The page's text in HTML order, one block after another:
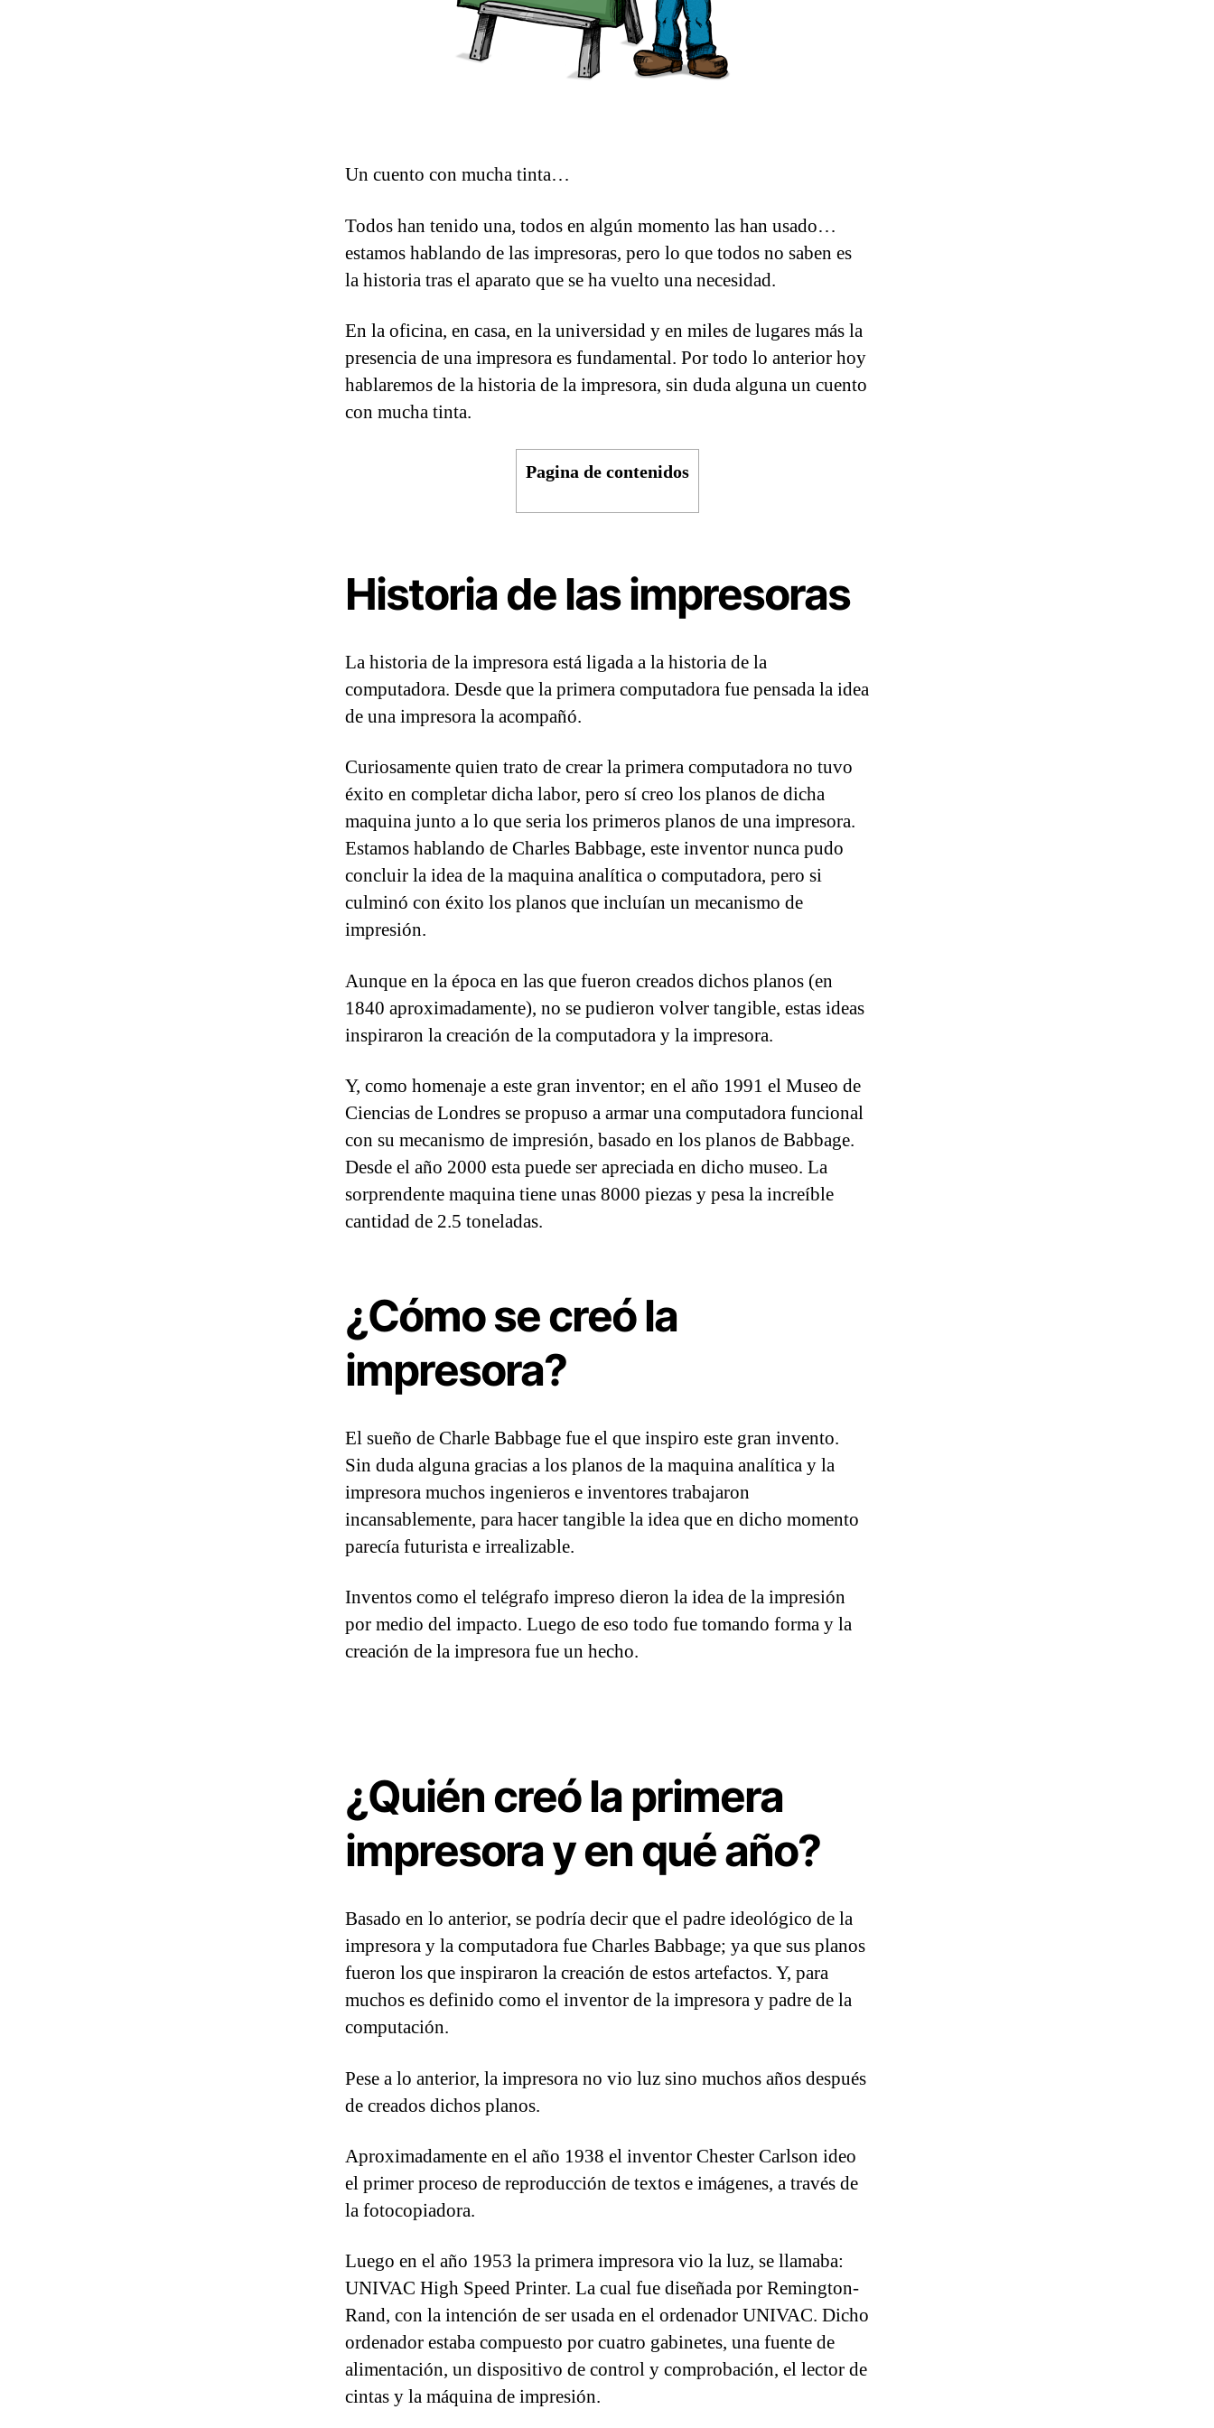
a
Un cuento con mucha tinta…
Todos han tenido una, todos en algún momento las han usado…
estamos hablando de las impresoras, pero lo que todos no saben es
la historia tras el aparato que se ha vuelto una necesidad.
En la oficina, en casa, en la universidad y en miles de lugares más la
presencia de una impresora es fundamental. Por todo lo anterior hoy
hablaremos de la historia de la impresora, sin duda alguna un cuento
con mucha tinta.
Pagina de contenidos
Historia de las impresoras
La historia de la impresora está ligada a la historia de la
computadora. Desde que la primera computadora fue pensada la idea
de una impresora la acompañó.
Curiosamente quien trato de crear la primera computadora no tuvo
éxito en completar dicha labor, pero sí creo los planos de dicha
maquina junto a lo que seria los primeros planos de una impresora.
Estamos hablando de Charles Babbage, este inventor nunca pudo
concluir la idea de la maquina analítica o computadora, pero si
culminó con éxito los planos que incluían un mecanismo de
impresión.
Aunque en la época en las que fueron creados dichos planos (en
1840 aproximadamente), no se pudieron volver tangible, estas ideas
inspiraron la creación de la computadora y la impresora.
Y, como homenaje a este gran inventor; en el año 1991 el Museo de
Ciencias de Londres se propuso a armar una computadora funcional
con su mecanismo de impresión, basado en los planos de Babbage.
Desde el año 2000 esta puede ser apreciada en dicho museo. La
sorprendente maquina tiene unas 8000 piezas y pesa la increíble
cantidad de 2.5 toneladas.
¿Cómo se creó la
impresora?
El sueño de Charle Babbage fue el que inspiro este gran invento.
Sin duda alguna gracias a los planos de la maquina analítica y la
impresora muchos ingenieros e inventores trabajaron
incansablemente, para hacer tangible la idea que en dicho momento
parecía futurista e irrealizable.
Inventos como el telégrafo impreso dieron la idea de la impresión
por medio del impacto. Luego de eso todo fue tomando forma y la
creación de la impresora fue un hecho.
¿Quién creó la primera
impresora y en qué año?
Basado en lo anterior, se podría decir que el padre ideológico de la
impresora y la computadora fue Charles Babbage; ya que sus planos
fueron los que inspiraron la creación de estos artefactos. Y, para
muchos es definido como el inventor de la impresora y padre de la
computación.
Pese a lo anterior, la impresora no vio luz sino muchos años después
de creados dichos planos.
Aproximadamente en el año 1938 el inventor Chester Carlson ideo
el primer proceso de reproducción de textos e imágenes, a través de
la fotocopiadora.
Luego en el año 1953 la primera impresora vio la luz, se llamaba:
UNIVAC High Speed Printer. La cual fue diseñada por Remington-
Rand, con la intención de ser usada en el ordenador UNIVAC. Dicho
ordenador estaba compuesto por cuatro gabinetes, una fuente de
alimentación, un dispositivo de control y comprobación, el lector de
cintas y la máquina de impresión.